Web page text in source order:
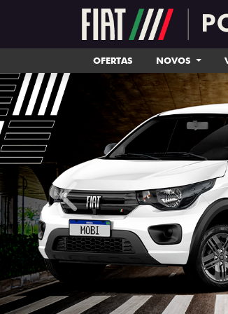
OFERTAS NOVOS
templates.template-